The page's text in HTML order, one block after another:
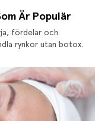
Är Populär
fördelar och
rynkor utan botox.